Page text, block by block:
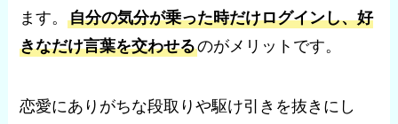
ます。自分の気分が乗った時だけログインし、好
きなだけ言葉を交わせるのがメリットです。
恋愛にありがちな段取りや駆け引きを抜きにし